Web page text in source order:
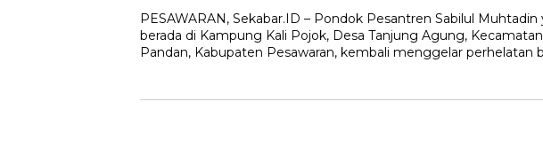
PESAWARAN, Sekabar.ID – Pondok Pesantren Sabilul Muhtadin
berada di Kampung Kali Pojok, Desa Tanjung Agung,
Pandan, Kabupaten Pesawaran, kembali menggelar perhelatan